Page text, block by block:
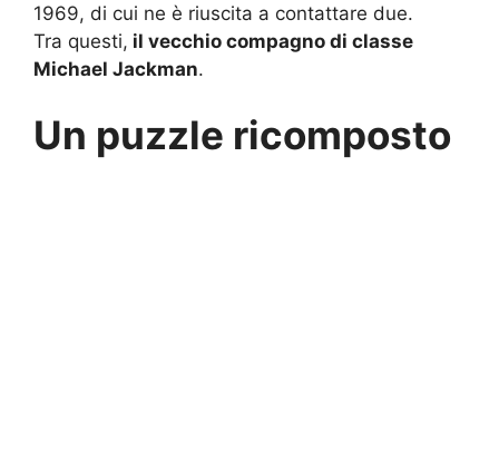
1969, di cui ne è riuscita a contattare due.
Tra questi, il vecchio compagno di classe
Michael Jackman.
Un puzzle ricomposto